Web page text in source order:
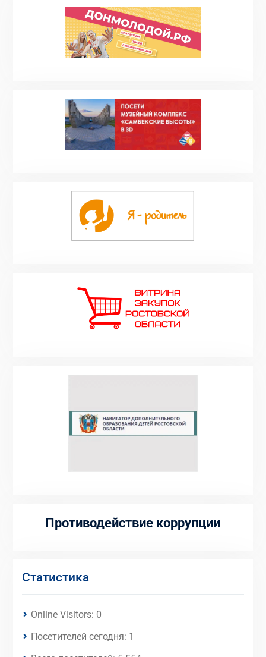
Противодействие коррупции
Статистика
Online Visitors: 0
Посетителей сегодня: 1